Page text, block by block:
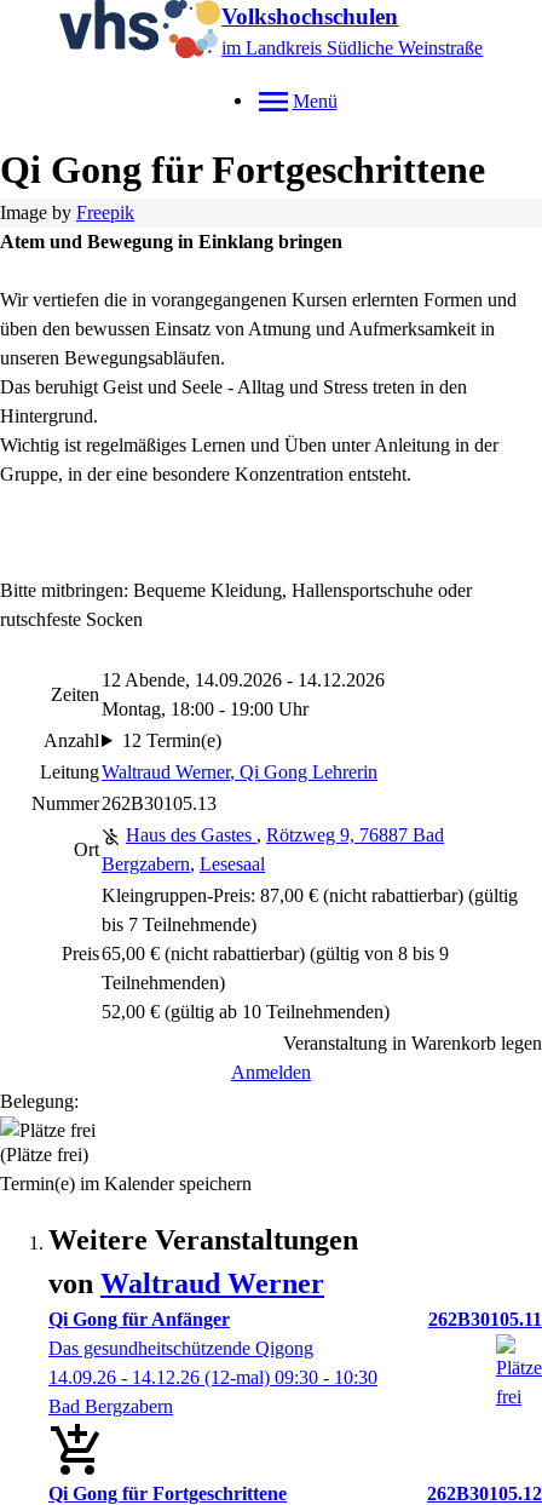
Volkshochschulen
im Landkreis Südliche Weinstraße
Menü
Qi Gong für Fortgeschrittene
Image by Freepik
Atem und Bewegung in Einklang bringen
Wir vertiefen die in vorangegangenen Kursen erlernten Formen und
üben den bewussen Einsatz von Atmung und Aufmerksamkeit in
unseren Bewegungsabläufen.
Das beruhigt Geist und Seele - Alltag und Stress treten in den
Hintergrund.
Wichtig ist regelmäßiges Lernen und Üben unter Anleitung in der
Gruppe, in der eine besondere Konzentration entsteht.
Bitte mitbringen: Bequeme Kleidung, Hallensportschuhe oder
rutschfeste Socken
Zeiten
12 Abende, 14.09.2026 - 14.12.2026
Montag, 18:00 - 19:00 Uhr
Anzahl
12 Termin(e)
LeitungWaltraud Werner, Qi Gong Lehrerin
Nummer262B30105.13
Ort
Haus des Gastes , Rötzweg 9, 76887 Bad
Bergzabern, Lesesaal
Preis
Kleingruppen-Preis: 87,00 € (nicht rabattierbar) (gültig
bis 7 Teilnehmende)
65,00 € (nicht rabattierbar) (gültig von 8 bis 9
Teilnehmenden)
52,00 € (gültig ab 10 Teilnehmenden)
Veranstaltung in Warenkorb legen
Anmelden
Belegung:
(Plätze frei)
Termin(e) im Kalender speichern
Weitere Veranstaltungen
von Waltraud Werner
Qi Gong für Anfänger
262B30105.11
Das gesundheitschützende Qigong
14.09.26 - 14.12.26 (12-mal) 09:30 - 10:30
Bad Bergzabern
Qi Gong für Fortgeschrittene
262B30105.12